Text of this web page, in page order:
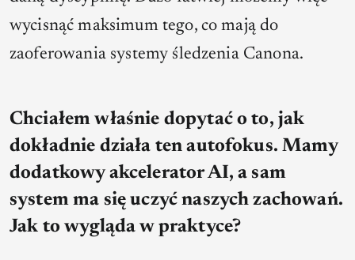
wycisnąć maksimum tego, co mają do
zaoferowania systemy śledzenia Canona.
Chciałem właśnie dopytać o to, jak
dokładnie działa ten autofokus. Mamy
dodatkowy akcelerator AI, a sam
system ma się uczyć naszych zachowań.
Jak to wygląda w praktyce?